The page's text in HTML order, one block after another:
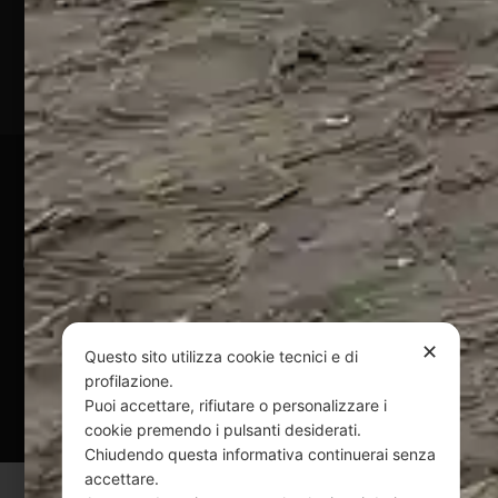
(TE)
P.Iva
01828920676
Pagamenti Sicuri
@ Copyright 2024 Webpesca è un brand Intent di Federico
Andrenacci P.Iva 01917920678
Via G. Galilei n. 2 – 64018 Tortoreto TE | REA TE-168019 |
Mail:
federicoandrenacci@pec.it
Questo sito è protetto da Google reCAPTCHA
v3,
Privacy PolicyeTerms of Service
✕
Questo sito utilizza cookie tecnici e di
profilazione.
Puoi accettare, rifiutare o personalizzare i
cookie premendo i pulsanti desiderati.
Chiudendo questa informativa continuerai senza
accettare.